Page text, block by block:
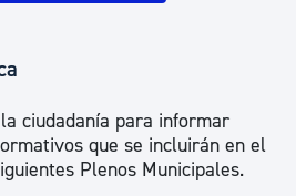
ciudadanía para informar
que se incluirán en el
Plenos Municipales.